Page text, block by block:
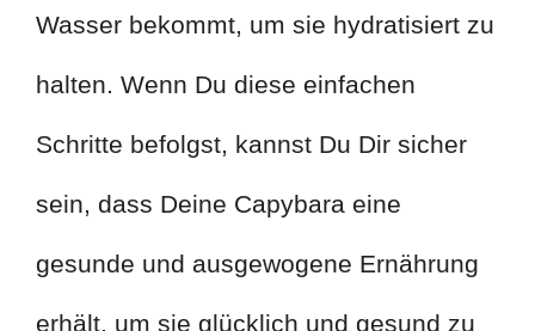
Wasser bekommt, um sie hydratisiert zu
halten. Wenn Du diese einfachen
Schritte befolgst, kannst Du Dir sicher
sein, dass Deine Capybara eine
gesunde und ausgewogene Ernährung
erhält, um sie glücklich und gesund zu